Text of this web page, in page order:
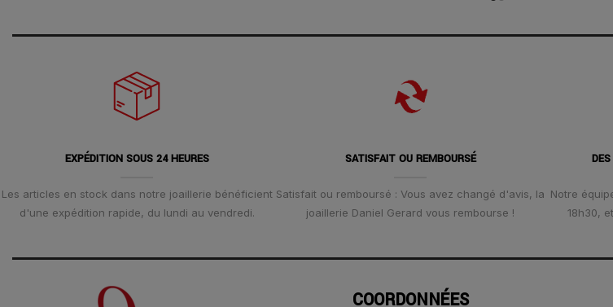
EXPÉDITION SOUS 24 HEURES
Les articles en stock dans notre joaillerie bénéficient
d'une expédition rapide, du lundi au vendredi.
SATISFAIT OU REMBOURSÉ
Satisfait ou remboursé : Vous avez changé d'avis, la
joaillerie Daniel Gerard vous rembourse !
Notre
18h30,
COORDONNÉES